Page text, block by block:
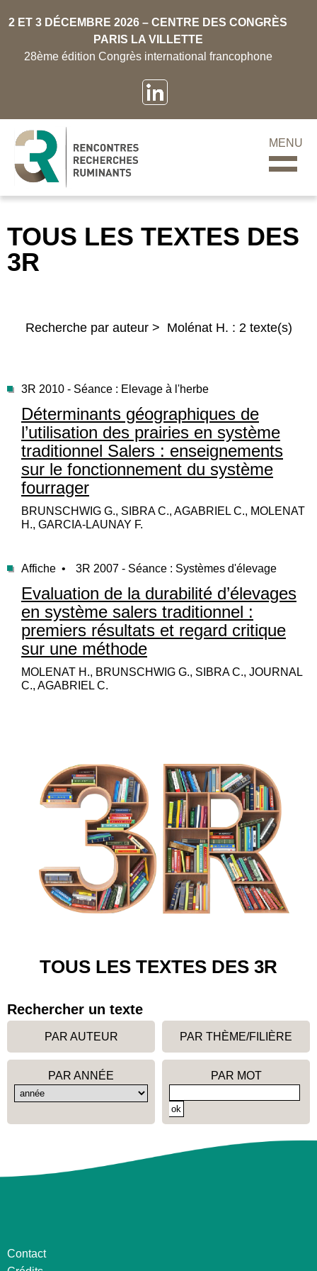
2 ET 3 DÉCEMBRE 2026 – CENTRE DES CONGRÈS
PARIS LA VILLETTE
28ème édition Congrès international francophone
MENU
TOUS LES TEXTES DES
3R
Recherche par auteur > Molénat H. : 2 texte(s)
3R 2010 - Séance : Elevage à l'herbe
Déterminants géographiques de
l’utilisation des prairies en système
traditionnel Salers : enseignements
sur le fonctionnement du système
fourrager
BRUNSCHWIG G., SIBRA C., AGABRIEL C., MOLENAT
H., GARCIA-LAUNAY F.
Affiche • 3R 2007 - Séance : Systèmes d'élevage
Evaluation de la durabilité d’élevages
en système salers traditionnel :
premiers résultats et regard critique
sur une méthode
MOLENAT H., BRUNSCHWIG G., SIBRA C., JOURNAL
C., AGABRIEL C.
TOUS LES TEXTES DES 3R
Rechercher un texte
PAR AUTEUR PAR THÈME/FILIÈRE
PAR ANNÉE PAR MOT
Contact